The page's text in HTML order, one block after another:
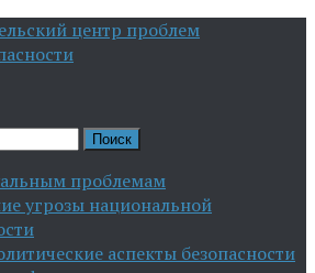
центр проблем
проблемам
угрозы национальной
аспекты безопасности